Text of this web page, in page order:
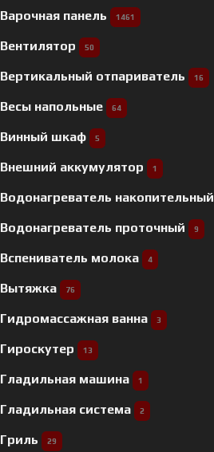
Варочная панель 1461
Вентилятор 50
Вертикальный отпариватель 16
Весы напольные 64
Винный шкаф 5
Внешний аккумулятор 1
Водонагреватель накопительный
Водонагреватель проточный 9
Вспениватель молока 4
Вытяжка 76
Гидромассажная ванна 3
Гироскутер 13
Гладильная машина 1
Гладильная система 2
Гриль 29